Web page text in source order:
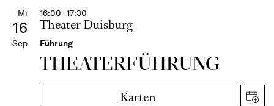
Mi
16
Sep
16:00 - 17:30
Theater Duisburg
Führung
THEATER­FÜHR­UNG
Karten